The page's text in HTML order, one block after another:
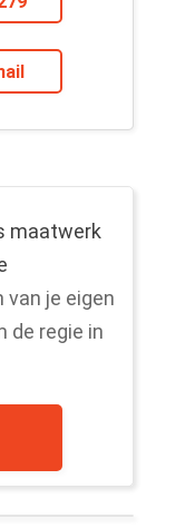
van je eigen
de regie in